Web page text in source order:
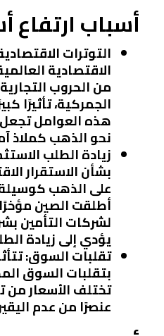
أسباب ارتفاع
التوترات
الاقتصادية
من الحروب
الجمركية، تأثيرًا
هذه العوامل
نحو الذهب كملاذ
زيادة الطلب
بشأن الاستقرار
على الذهب
أطلقت الصين
لشركات التأمين
يؤدي إلى زيادة
تقلبات السوق:
بتقلبات السوق
تختلف الأسعار من
عنصرًا من عدم